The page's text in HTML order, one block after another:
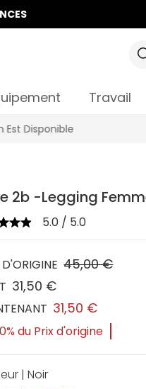
Travail
2b -Legging
5.0 / 5.0
D'ORIGINE 45,00 €
31,50 €
31,50 €
du Prix d'origine
| Noir